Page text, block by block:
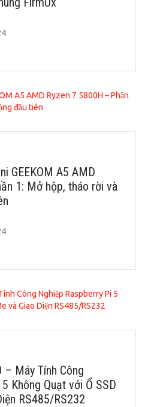
GEEKOM A5 AMD
1: Mở hộp, tháo rời và
– Máy Tính Công
Không Quạt với Ổ SSD
RS485/RS232